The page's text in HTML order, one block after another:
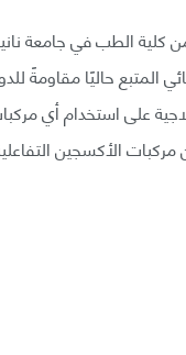
الطب في جامعة
المتبع حاليًا مقاومةً
على استخدام أي
مركبات الأكسجين